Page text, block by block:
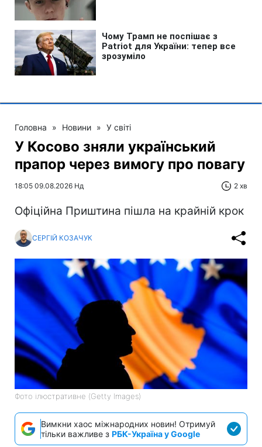
Головна » Новини » У світі
У Косово зняли український
прапор через вимогу про повагу
18:05 09.08.2026 Нд 2 хв
Офіційна Приштина пішла на крайній крок
СЕРГІЙ КОЗАЧУК
Фото ілюстративне (Getty Images)
Вимкни хаос міжнародних новин! Отримуй
тільки важливе з РБК-Україна у Google